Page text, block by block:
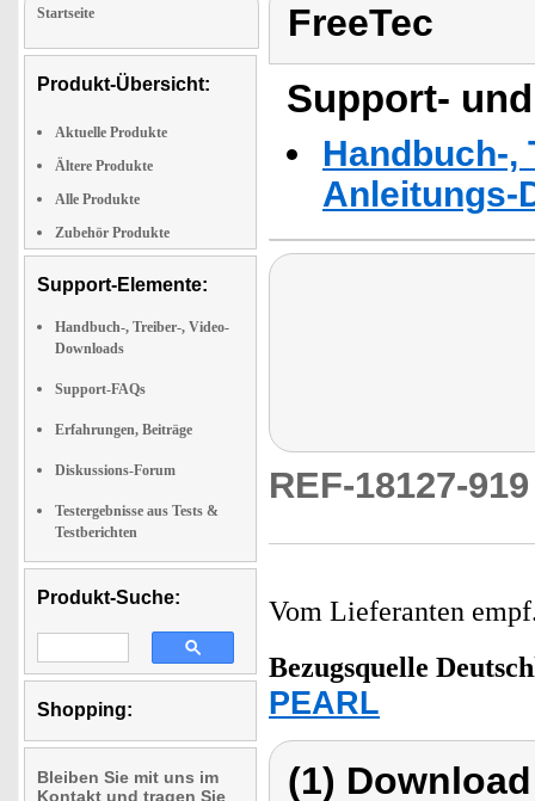
Startseite
Produkt-Übersicht:
Aktuelle Produkte
Ältere Produkte
Alle Produkte
Zubehör Produkte
Support-Elemente:
Handbuch-, Treiber-, Video-
Downloads
Support-FAQs
Erfahrungen, Beiträge
Diskussions-Forum
Testergebnisse aus Tests &
Testberichten
Produkt-Suche:
Shopping:
Bleiben Sie mit uns im
Kontakt und tragen Sie
FreeTec
Support-
Handbuch-,
Anleitungs-
REF-18127-
Vom Lieferanten
Bezugsquelle
PEARL
(1)